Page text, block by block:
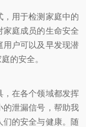
用于检测家庭中的
庭成员的生命安全
用户可以及早发现潜
的安全。
在各个领域都发挥
的泄漏信号，帮助我
们的安全与健康。随